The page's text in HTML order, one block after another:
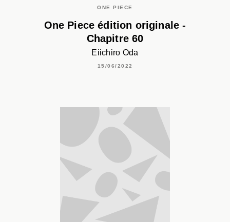
ONE PIECE
One Piece édition originale -
Chapitre 60
Eiichiro Oda
15/06/2022